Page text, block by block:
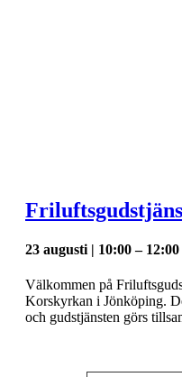
23 augusti | 10:00– 12:00
Välkommen på
Korskyrkan i Jönköping.
och gudstjänsten görs